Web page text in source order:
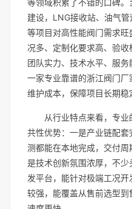
等领域积累了不错的口碑
建设，LNG接收站、油气
等项目对高性能阀门需求
况多、定制化要求高、验
团队实力、技术水平、服
一家专业靠谱的浙江阀门
维护成本，保障项目长期稳
从行业特点来看，专
共性优势：一是产业链配
测都能在本地完成，交付
是技术创新氛围浓厚，不
发平台，能针对极端工况
较强，能覆盖从售前选型